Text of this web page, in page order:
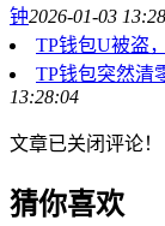
钟2026-01-03
TP钱包U被盗
TP钱包突然清
13:28:04
文章已关闭评论！
猜你喜欢